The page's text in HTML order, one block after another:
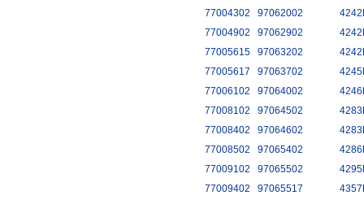
77004302
97062002
77004902
97062902
77005615
97063202
77005617
97063702
77006102
97064002
77008102
97064502
77008402
97064602
77008502
97065402
77009102
97065502
77009402
97065517